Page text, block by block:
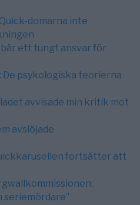
domarna inte
bär ett tungt ansvar för
De psykologiska teorierna
avvisade min kritik mot
avslöjade
fortsätter att
seriemördare”